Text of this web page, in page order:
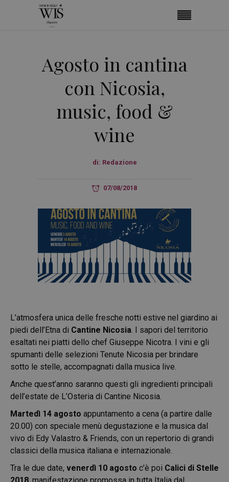
Agosto in cantina
con Nicosia,
music, food &
wine
di: Redazione
07/08/2018
L’atmosfera unica delle fresche notti estive nel giardino ai
piedi dell’Etna di Cantine Nicosia. I sapori del territorio
esaltati nei piatti dello chef Giuseppe Nicotra. I vini e gli
spumanti delle selezioni Tenute Nicosia per brindare
sotto le stelle, accompagnati dalla musica live.
Anche quest’anno saranno questi gli ingredienti principali
dell’estate de L’Osteria di Cantine Nicosia.
Martedì 14 agosto appuntamento a cena (a partire dalle
20.00) con speciale menù degustazione e la musica dal
vivo di Edy Valastro & Friends, con un repertorio di grandi
classici della musica italiana e internazionale.
Tra le due date, venerdì 10 agosto c’è poi Calici di Stelle